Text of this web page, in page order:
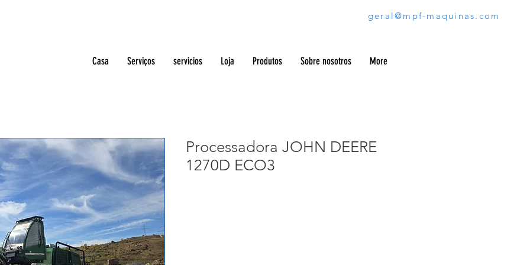
geral@mpf-maquinas.com
Casa Serviços servicios Loja Produtos Sobre nosotros More
Processadora JOHN DEERE
1270D ECO3